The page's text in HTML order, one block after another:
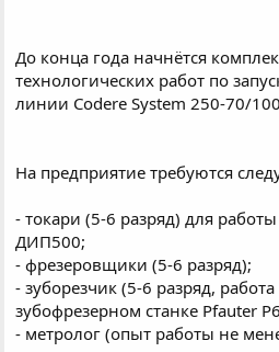
До конца года начнётся
технологических работ по
линии Codere System 250-70/
На предприятие требуются
- токари (5-6 разряд) для
ДИП500;
- фрезеровщики (5-6 разряд);
- зуборезчик (5-6 разряд,
зубофрезерном станке Pfauter
- метролог (опыт работы не